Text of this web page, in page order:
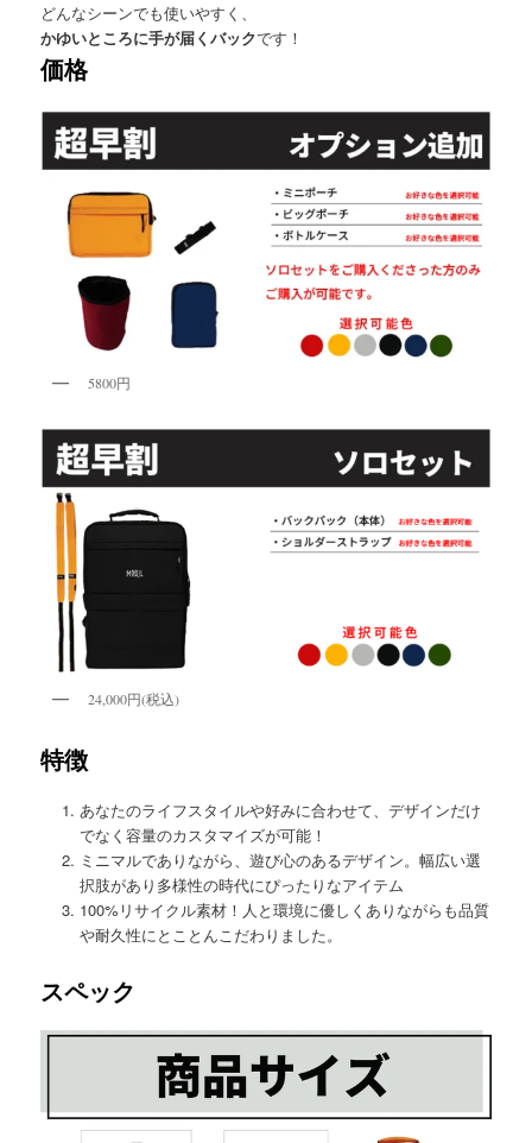
どんなシーンでも使いやすく、
かゆいところに手が届くバックです！
価格
5800円
24,000円(税込)
特徴
あなたのライフスタイルや好みに合わせて、デザインだけ
でなく容量のカスタマイズが可能！
ミニマルでありながら、遊び心のあるデザイン。幅広い選
択肢があり多様性の時代にぴったりなアイテム
100%リサイクル素材！人と環境に優しくありながらも品質
や耐久性にとことんこだわりました。
スペック